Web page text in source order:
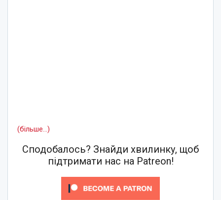
(більше…)
Сподобалось? Знайди хвилинку, щоб
підтримати нас на Patreon!